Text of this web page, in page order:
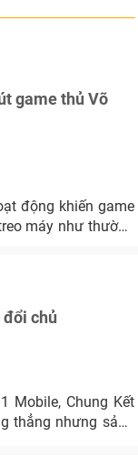
game thủ Võ
động khiến game
máy như thường
chủ
Mobile, Chung Kết
thẳng nhưng sảng